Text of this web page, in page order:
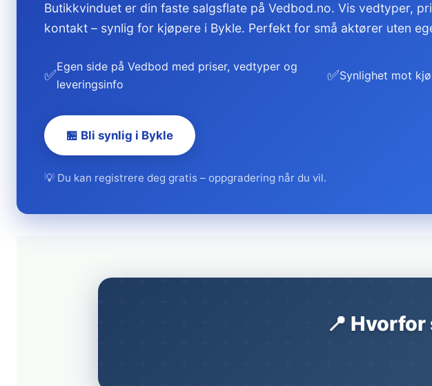
Butikkvinduet er din faste salgsflate på Vedbod.no. Vis vedtyper,
kontakt – synlig for kjøpere i Bykle. Perfekt for små aktører uten
✅Egen side på Vedbod med priser, vedtyper og
leveringsinfo
✅Synlighet mot
🏪 Bli synlig i Bykle
💡 Du kan registrere deg gratis – oppgradering når du vil.
📍